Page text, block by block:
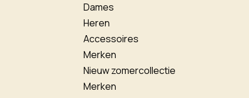
Dames
Heren
Accessoires
Merken
Nieuw zomercollectie
Merken